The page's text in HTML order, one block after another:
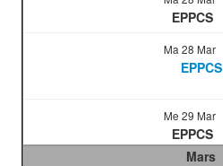
EPPCS
Ma 28 Mar
EPPCS
Me 29 Mar
EPPCS
Mars